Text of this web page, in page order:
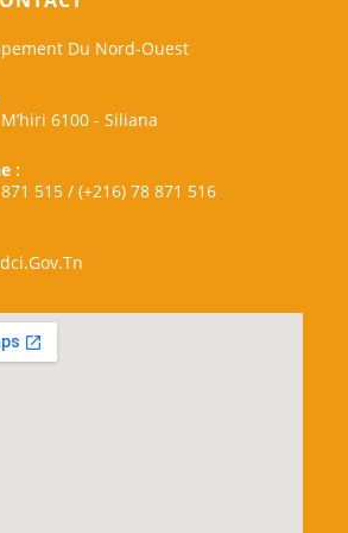
Du Nord-Ouest
6100 - Siliana
:
515 / (+216) 78 871 516